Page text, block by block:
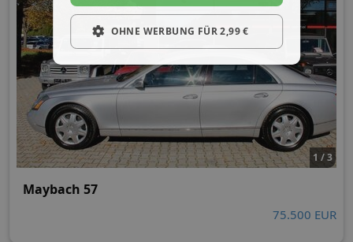
1 / 3
Maybach 57
75.500 EUR
OHNE WERBUNG FÜR 2,99 €